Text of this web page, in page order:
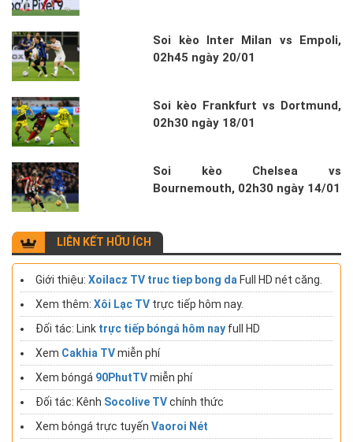
Soi kèo Inter Milan vs Empoli,
02h45 ngày 20/01
Soi kèo Frankfurt vs Dortmund,
02h30 ngày 18/01
Soi kèo Chelsea vs
Bournemouth, 02h30 ngày 14/01
LIÊN KẾT HỮU ÍCH
Giới thiệu: Xoilacz TV truc tiep bong da Full HD nét căng.
Xem thêm: Xôi Lạc TV trực tiếp hôm nay.
Đối tác: Link trực tiếp bóngá hôm nay full HD
Xem Cakhia TVmiễn phí
Xem bóngá 90PhutTVmiễn phí
Đối tác: Kênh Socolive TVchính thức
Xem bóngá trực tuyến Vaoroi Nét